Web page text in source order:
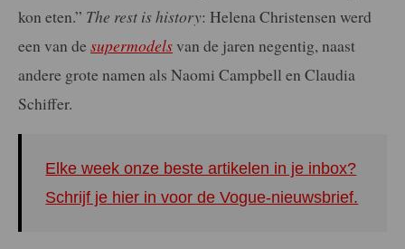
kon eten.” The rest is history: Helena Christensen werd
een van de supermodelsvan de jaren negentig, naast
andere grote namen als Naomi Campbell en Claudia
Schiffer.
Elke week onze beste artikelen in je inbox?
Schrijf je hier in voor de Vogue-nieuwsbrief.